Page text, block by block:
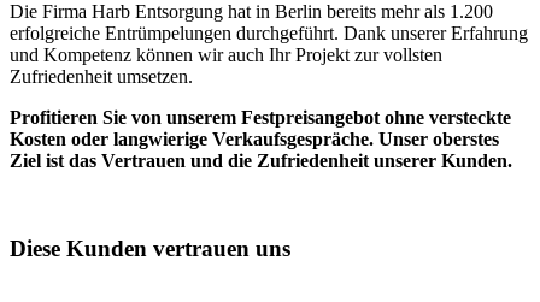
Die Firma Harb Entsorgung hat in Berlin bereits mehr als 1.200
erfolgreiche Entrümpelungen durchgeführt. Dank unserer Erfahrung
und Kompetenz können wir auch Ihr Projekt zur vollsten
Zufriedenheit umsetzen.
Profitieren Sie von unserem Festpreisangebot ohne versteckte
Kosten oder langwierige Verkaufsgespräche. Unser oberstes
Ziel ist das Vertrauen und die Zufriedenheit unserer Kunden.
Diese Kunden vertrauen uns